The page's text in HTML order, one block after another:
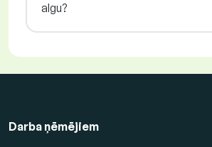
algu?
Darba ņēmējiem